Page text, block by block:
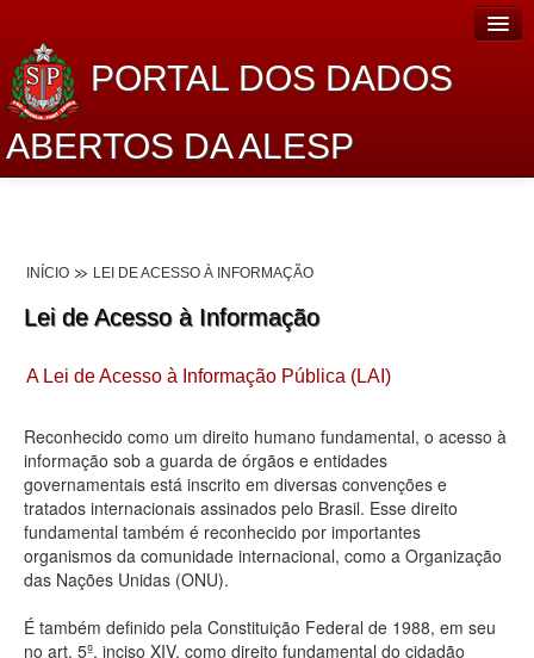
PORTAL DOS DADOS
ABERTOS DA ALESP
Lei de Acesso à Informação
Dados Governamentais Abertos
Planejamento
Catálogo de dados
Processo Legislativo
Deputados Estaduais
Administração
INÍCIO LEI DE ACESSO À INFORMAÇÃO
Lei de Acesso à Informação
A Lei de Acesso à Informação Pública (LAI)
Reconhecido como um direito humano fundamental, o acesso à
informação sob a guarda de órgãos e entidades
governamentais está inscrito em diversas convenções e
tratados internacionais assinados pelo Brasil. Esse direito
fundamental também é reconhecido por importantes
organismos da comunidade internacional, como a Organização
das Nações Unidas (ONU).
É também definido pela Constituição Federal de 1988, em seu
no art. 5º, inciso XIV, como direito fundamental do cidadão